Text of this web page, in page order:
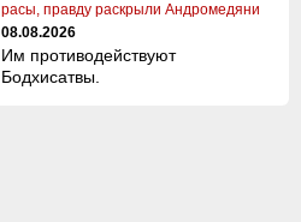
расы, правду раскрыли Андромедяни
08.08.2026
Им противодействуют
Бодхисатвы.